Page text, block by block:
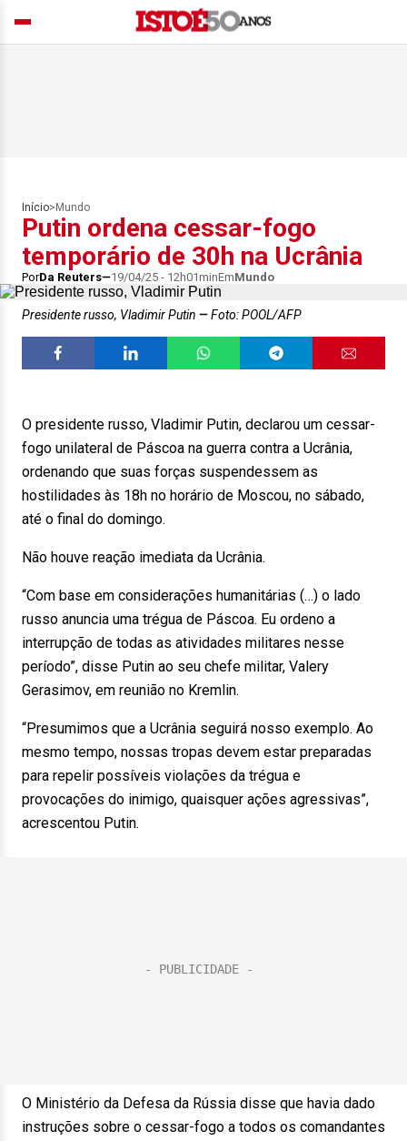
Início> Mundo
Putin ordena cessar-fogo
temporário de 30h na Ucrânia
PorDa Reuters 19/04/25 - 12h01minEmMundo
Presidente russo, Vladimir Putin Foto: POOL/AFP
O presidente russo, Vladimir Putin, declarou um cessar-
fogo unilateral de Páscoa na guerra contra a Ucrânia,
ordenando que suas forças suspendessem as
hostilidades às 18h no horário de Moscou, no sábado,
até o final do domingo.
Não houve reação imediata da Ucrânia.
“Com base em considerações humanitárias (…) o lado
russo anuncia uma trégua de Páscoa. Eu ordeno a
interrupção de todas as atividades militares nesse
período”, disse Putin ao seu chefe militar, Valery
Gerasimov, em reunião no Kremlin.
“Presumimos que a Ucrânia seguirá nosso exemplo. Ao
mesmo tempo, nossas tropas devem estar preparadas
para repelir possíveis violações da trégua e
provocações do inimigo, quaisquer ações agressivas”,
acrescentou Putin.
O Ministério da Defesa da Rússia disse que havia dado
instruções sobre o cessar-fogo a todos os comandantes